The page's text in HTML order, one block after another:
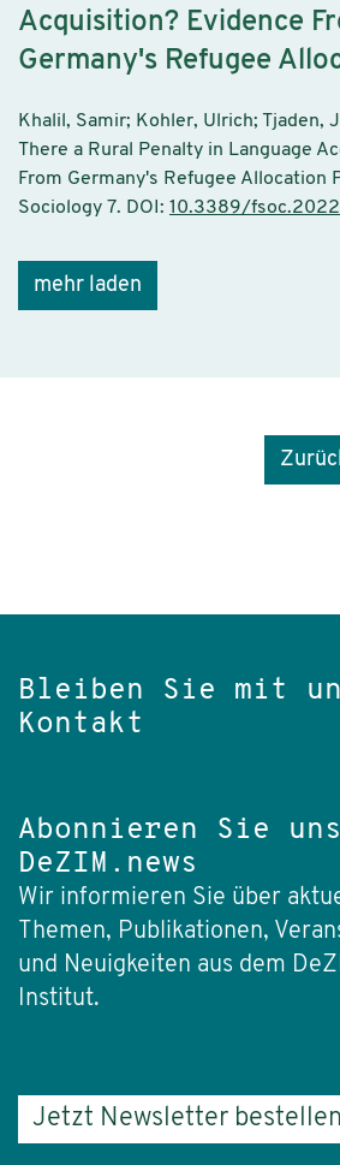
Acquisition? Evidence
Germany's Refugee
Khalil, Samir; Kohler, Ulrich; Tjaden,
There a Rural Penalty in Language
From Germany's Refugee Allocation
Sociology 7. DOI: 10.3389/
mehr laden
Bleiben Sie mit
Kontakt
Abonnieren Sie
DeZIM.news
Wir informieren Sie über
Themen, Publikationen,
und Neuigkeiten aus dem
Institut.
Jetzt Newsletter bestellen